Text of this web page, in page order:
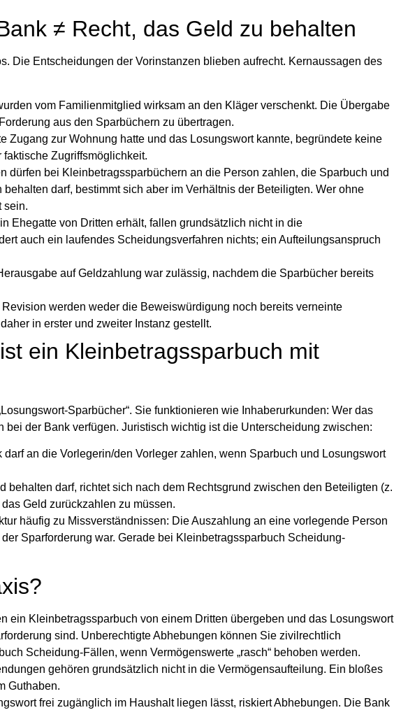
≠ Recht, das Geld zu behalten
Die Entscheidungen der Vorinstanzen blieben aufrecht. Kernaussagen des
vom Familienmitglied wirksam an den Kläger verschenkt. Die Übergabe
aus den Sparbüchern zu übertragen.
Zugang zur Wohnung hatte und das Losungswort kannte, begründete keine
Zugriffsmöglichkeit.
dürfen bei Kleinbetragssparbüchern an die Person zahlen, die Sparbuch und
darf, bestimmt sich aber im Verhältnis der Beteiligten. Wer ohne
sein.
Ehegatte von Dritten erhält, fallen grundsätzlich nicht in die
auch ein laufendes Scheidungsverfahren nichts; ein Aufteilungsanspruch
auf Geldzahlung war zulässig, nachdem die Sparbücher bereits
Revision werden weder die Beweiswürdigung noch bereits verneinte
in erster und zweiter Instanz gestellt.
ein Kleinbetragssparbuch mit
Sparbücher“. Sie funktionieren wie Inhaberurkunden: Wer das
der Bank verfügen. Juristisch wichtig ist die Unterscheidung zwischen:
darf an die Vorlegerin/den Vorleger zahlen, wenn Sparbuch und Losungswort
behalten darf, richtet sich nach dem Rechtsgrund zwischen den Beteiligten (z.
Geld zurückzahlen zu müssen.
häufig zu Missverständnissen: Die Auszahlung an eine vorlegende Person
Sparforderung war. Gerade bei Kleinbetragssparbuch Scheidung-
ein Kleinbetragssparbuch von einem Dritten übergeben und das Losungswort
sind. Unberechtigte Abhebungen können Sie zivilrechtlich
Scheidung-Fällen, wenn Vermögenswerte „rasch“ behoben werden.
gehören grundsätzlich nicht in die Vermögensaufteilung. Ein bloßes
Guthaben.
frei zugänglich im Haushalt liegen lässt, riskiert Abhebungen. Die Bank